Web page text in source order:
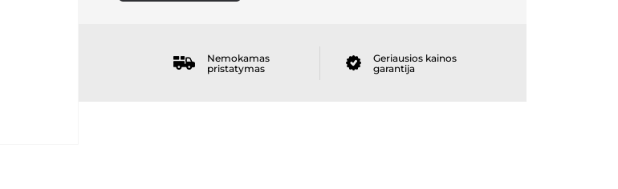
Nemokamas
pristatymas
Geriausios kainos
garantija